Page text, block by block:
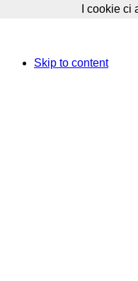
Skip to content
I cookie